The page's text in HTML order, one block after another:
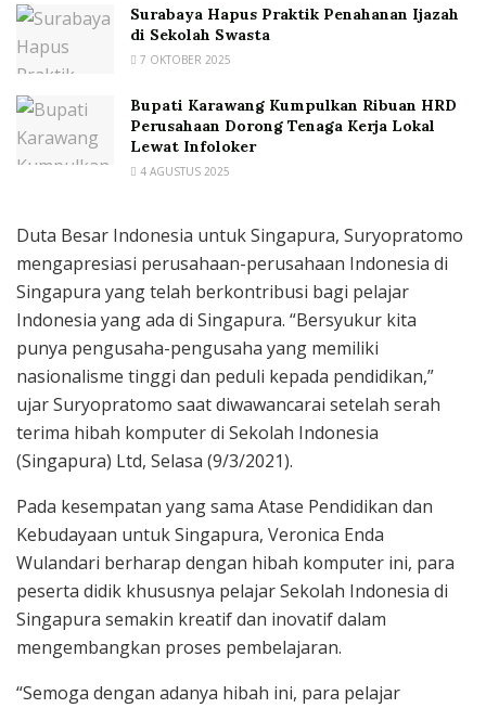
Surabaya Hapus Praktik Penahanan Ijazah
di Sekolah Swasta
7 OKTOBER 2025
Bupati Karawang Kumpulkan Ribuan HRD
Perusahaan Dorong Tenaga Kerja Lokal
Lewat Infoloker
4 AGUSTUS 2025
Duta Besar Indonesia untuk Singapura, Suryopratomo
mengapresiasi perusahaan-perusahaan Indonesia di
Singapura yang telah berkontribusi bagi pelajar
Indonesia yang ada di Singapura. “Bersyukur kita
punya pengusaha-pengusaha yang memiliki
nasionalisme tinggi dan peduli kepada pendidikan,”
ujar Suryopratomo saat diwawancarai setelah serah
terima hibah komputer di Sekolah Indonesia
(Singapura) Ltd, Selasa (9/3/2021).
Pada kesempatan yang sama Atase Pendidikan dan
Kebudayaan untuk Singapura, Veronica Enda
Wulandari berharap dengan hibah komputer ini, para
peserta didik khususnya pelajar Sekolah Indonesia di
Singapura semakin kreatif dan inovatif dalam
mengembangkan proses pembelajaran.
“Semoga dengan adanya hibah ini, para pelajar